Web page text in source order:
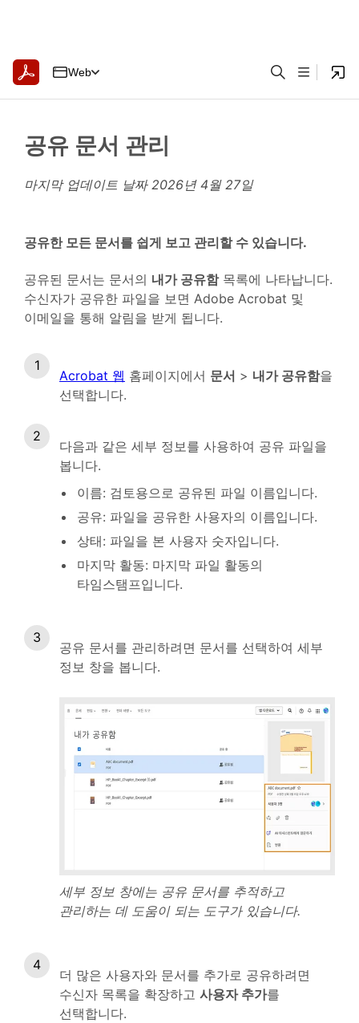
Web
공유 문서 관리
마지막 업데이트 날짜 2026년 4월 27일
공유한 모든 문서를 쉽게 보고 관리할 수 있습니다.
공유된 문서는 문서의 내가 공유함목록에 나타납니다.
수신자가 공유한 파일을 보면 Adobe Acrobat 및
이메일을 통해 알림을 받게 됩니다.
Acrobat 웹 홈페이지에서 문서 > 내가 공유함을
선택합니다.
다음과 같은 세부 정보를 사용하여 공유 파일을
봅니다.
이름: 검토용으로 공유된 파일 이름입니다.
공유: 파일을 공유한 사용자의 이름입니다.
상태: 파일을 본 사용자 숫자입니다.
마지막 활동: 마지막 파일 활동의
타임스탬프입니다.
공유 문서를 관리하려면 문서를 선택하여 세부
정보 창을 봅니다.
세부 정보 창에는 공유 문서를 추적하고
관리하는 데 도움이 되는 도구가 있습니다.
더 많은 사용자와 문서를 추가로 공유하려면
수신자 목록을 확장하고 사용자 추가를
선택합니다.